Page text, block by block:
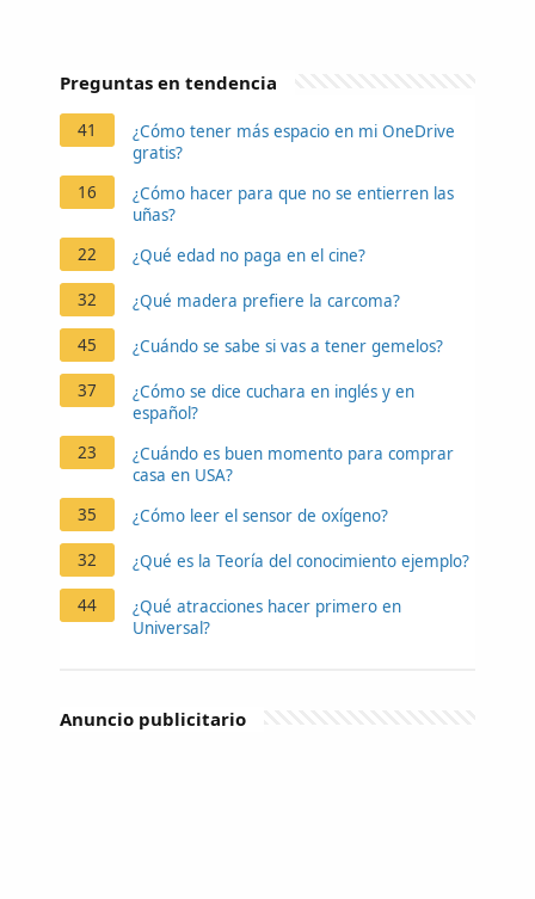
Preguntas en tendencia
41
¿Cómo tener más espacio en mi OneDrive
gratis?
16
¿Cómo hacer para que no se entierren las
uñas?
22
¿Qué edad no paga en el cine?
32 ¿Qué madera prefiere la carcoma?
45 ¿Cuándo se sabe si vas a tener gemelos?
37
¿Cómo se dice cuchara en inglés y en
español?
23
¿Cuándo es buen momento para comprar
casa en USA?
35
¿Cómo leer el sensor de oxígeno?
32 ¿Qué es la Teoría del conocimiento ejemplo?
44
¿Qué atracciones hacer primero en
Universal?
Anuncio publicitario